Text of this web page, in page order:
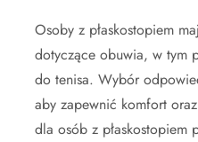
Osoby z płaskostopiem
dotyczące obuwia, w tym
do tenisa. Wybór
aby zapewnić komfort
dla osób z płaskostopiem